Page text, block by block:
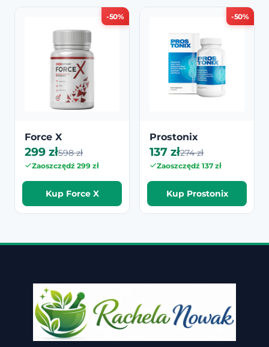
-50%
Force X
299 zł598 zł
Zaoszczędź 299 zł
Kup Force X
-50%
Prostonix
137 zł274 zł
Zaoszczędź 137 zł
Kup Prostonix